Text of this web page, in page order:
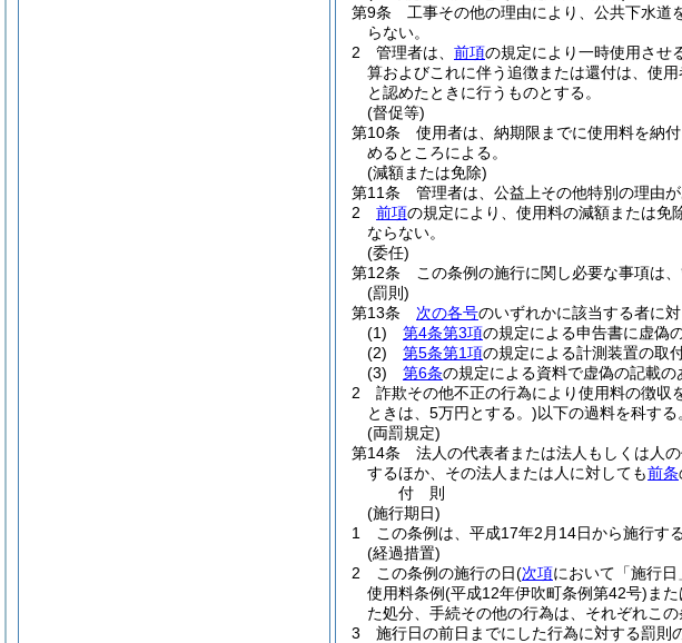
第9条
工事その他の理由により、公共下水道
らない。
2
管理者は、 前項の規定により一時使用させ
算およびこれに伴う追徴または還付は、使用
と認めたときに行うものとする。
(督促等)
第10条
使用者は、納期限までに使用料を納
めるところによる。
(減額または免除)
第11条
管理者は、公益上その他特別の理由
2
前項の規定により、使用料の減額または免
ならない。
(委任)
第12条
この条例の施行に関し必要な事項は、
(罰則)
第13条
次の各号のいずれかに該当する者に
(1)
第4条第3項の規定による申告書に虚偽
(2)
第5条第1項の規定による計測装置の取
(3)
第6条の規定による資料で虚偽の記載
2
詐欺その他不正の行為により使用料の徴収
ときは、5万円とする。)以下の過料を科する
(両罰規定)
第14条
法人の代表者または法人もしくは人
するほか、その法人または人に対しても前条
付 則
(施行期日)
1
この条例は、平成17年2月14日から施行する
(経過措置)
2
この条例の施行の日(次項において「施行
使用料条例(平成12年伊吹町条例第42号) ま
た処分、手続その他の行為は、それぞれこ
3
施行日の前日までにした行為に対する罰則